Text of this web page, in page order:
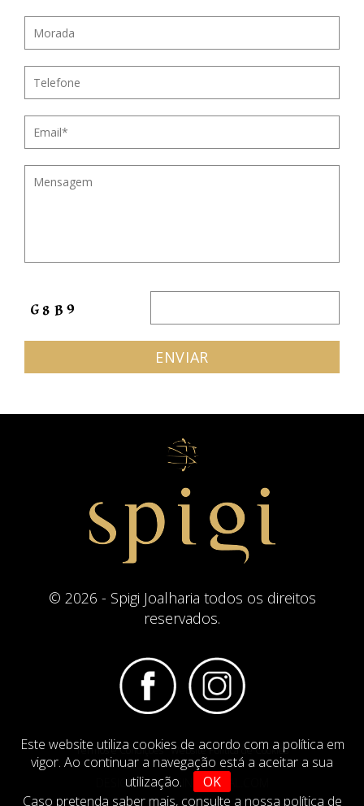
Este website utiliza cookies de acordo com a política em
vigor. Ao continuar a navegação está a aceitar a sua
utilização.
OK
Caso pretenda saber mais, consulte a nossa política de
© 2026 - Spigi Joalharia todos os direitos
reservados.
Termos e Condições Website Politica de Cookies
DESIGN BYIMAGINEVIRTUAL.COM